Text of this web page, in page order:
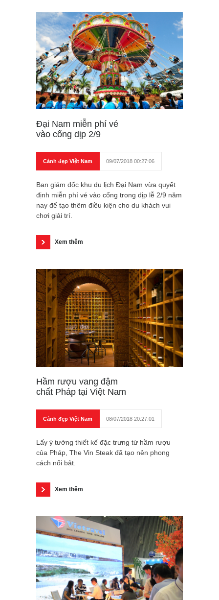
Đại Nam miễn phí vé
vào cổng dịp 2/9
Cảnh đẹp Việt Nam 09/07/2018 00:27:06
Ban giám đốc khu du lịch Đại Nam vừa quyết
định miễn phí vé vào cổng trong dịp lễ 2/9 năm
nay để tạo thêm điều kiện cho du khách vui
chơi giải trí.
Xem thêm
Hầm rượu vang đậm
chất Pháp tại Việt Nam
Cảnh đẹp Việt Nam 08/07/2018 20:27:01
Lấy ý tưởng thiết kế đặc trưng từ hầm rượu
của Pháp, The Vin Steak đã tạo nên phong
cách nổi bật.
Xem thêm